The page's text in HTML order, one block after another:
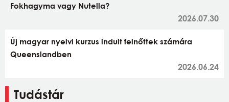
Fokhagyma vagy Nutella?
2026.07.30
Új magyar nyelvi kurzus indult felnőttek számára
Queenslandben
2026.06.24
Tudástár